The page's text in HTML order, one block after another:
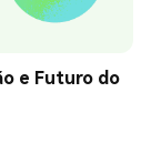
e Futuro do